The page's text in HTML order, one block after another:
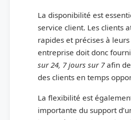
La disponibilité est
service client. Les clients
rapides et précises à
entreprise doit donc
sur 24, 7 jours sur 7afin de
des clients en temps
La flexibilité est
importante du support